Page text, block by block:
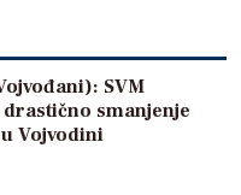
SVM
smanjenje
Vojvodini